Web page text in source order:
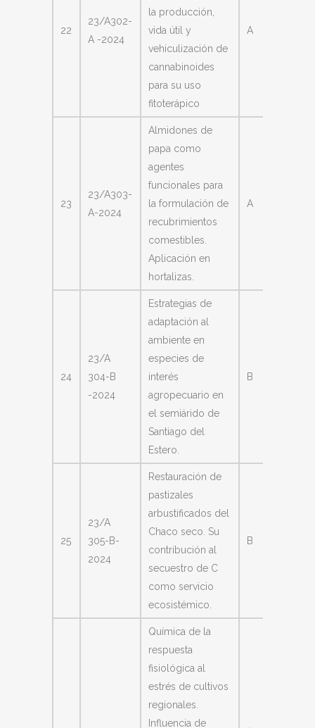
22
23/A302-
A -2024
la producción,
vida útil y
vehiculización de
cannabinoides
para su uso
fitoterápico
A
23
23/A303-
A-2024
Almidones de
papa como
agentes
funcionales para
la formulación de
recubrimientos
comestibles.
Aplicación en
hortalizas.
A
24
23/A
304-B
-2024
Estrategias de
adaptación al
ambiente en
especies de
interés
agropecuario en
el semiárido de
Santiago del
Estero.
B
25
23/A
305-B-
2024
Restauración de
pastizales
arbustificados del
Chaco seco. Su
contribución al
secuestro de C
como servicio
ecosistémico.
B
Química de la
respuesta
fisiológica al
estrés de cultivos
regionales.
Influencia de